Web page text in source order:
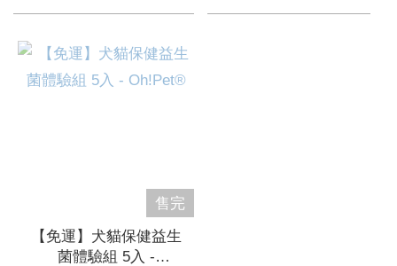
售完
【免運】犬貓保健益生
菌體驗組 5入 -